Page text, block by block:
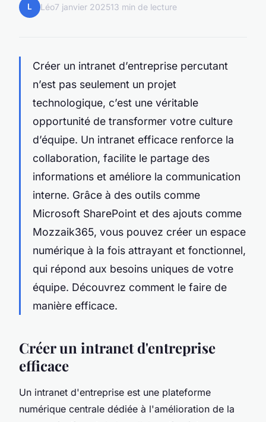
L Léo7 janvier 202513 min de lecture
Créer un intranet d’entreprise percutant
n’est pas seulement un projet
technologique, c’est une véritable
opportunité de transformer votre culture
d’équipe. Un intranet efficace renforce la
collaboration, facilite le partage des
informations et améliore la communication
interne. Grâce à des outils comme
Microsoft SharePoint et des ajouts comme
Mozzaik365, vous pouvez créer un espace
numérique à la fois attrayant et fonctionnel,
qui répond aux besoins uniques de votre
équipe. Découvrez comment le faire de
manière efficace.
Créer un intranet d'entreprise
efficace
Un intranet d'entreprise est une plateforme
numérique centrale dédiée à l'amélioration de la